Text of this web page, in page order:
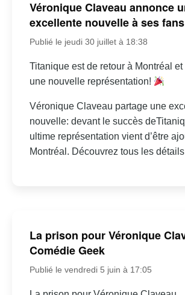
Véronique Claveau annonce
excellente nouvelle à ses fans
Publié le jeudi 30 juillet à 18:38
Titanique est de retour à Montréal
une nouvelle représentation!
Véronique Claveau partage une
nouvelle: devant le succès
ultime représentation vient d’être
Montréal. Découvrez tous les
La prison pour Véronique
Comédie Geek
Publié le vendredi 5 juin à 17:05